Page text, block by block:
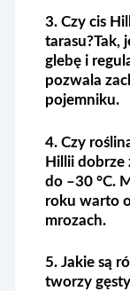
3. Czy cis
tarasu?Tak,
glebę i
pozwala
pojemniku.
4. Czy
Hillii dobrze
do –30 °C.
roku warto
mrozach.
5. Jakie są
tworzy